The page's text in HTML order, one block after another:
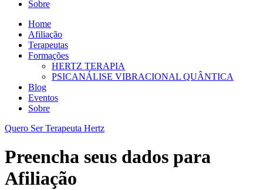
Sobre
Home
Afiliação
Terapeutas
Formações
HERTZ TERAPIA
PSICANÁLISE VIBRACIONAL QUÂNTICA
Blog
Eventos
Sobre
Quero Ser Terapeuta Hertz
Preencha seus dados para
Afiliação